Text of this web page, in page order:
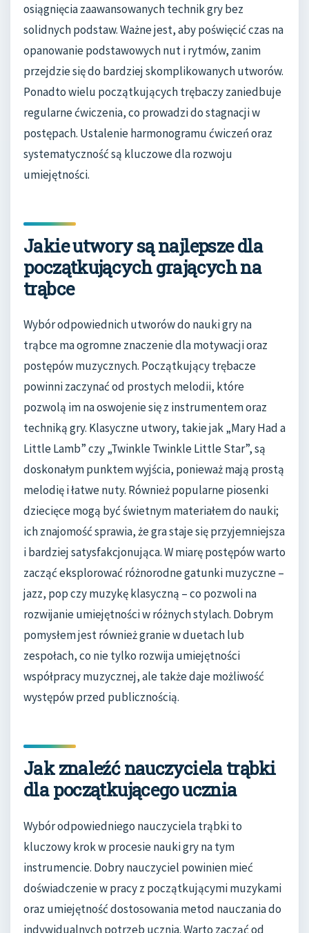
osiągnięcia zaawansowanych technik gry bez
solidnych podstaw. Ważne jest, aby poświęcić czas na
opanowanie podstawowych nut i rytmów, zanim
przejdzie się do bardziej skomplikowanych utworów.
Ponadto wielu początkujących trębaczy zaniedbuje
regularne ćwiczenia, co prowadzi do stagnacji w
postępach. Ustalenie harmonogramu ćwiczeń oraz
systematyczność są kluczowe dla rozwoju
umiejętności.
Jakie utwory są najlepsze dla
początkujących grających na
trąbce
Wybór odpowiednich utworów do nauki gry na
trąbce ma ogromne znaczenie dla motywacji oraz
postępów muzycznych. Początkujący trębacze
powinni zaczynać od prostych melodii, które
pozwolą im na oswojenie się z instrumentem oraz
techniką gry. Klasyczne utwory, takie jak „Mary Had a
Little Lamb” czy „Twinkle Twinkle Little Star”, są
doskonałym punktem wyjścia, ponieważ mają prostą
melodię i łatwe nuty. Również popularne piosenki
dziecięce mogą być świetnym materiałem do nauki;
ich znajomość sprawia, że gra staje się przyjemniejsza
i bardziej satysfakcjonująca. W miarę postępów warto
zacząć eksplorować różnorodne gatunki muzyczne –
jazz, pop czy muzykę klasyczną – co pozwoli na
rozwijanie umiejętności w różnych stylach. Dobrym
pomysłem jest również granie w duetach lub
zespołach, co nie tylko rozwija umiejętności
współpracy muzycznej, ale także daje możliwość
występów przed publicznością.
Jak znaleźć nauczyciela trąbki
dla początkującego ucznia
Wybór odpowiedniego nauczyciela trąbki to
kluczowy krok w procesie nauki gry na tym
instrumencie. Dobry nauczyciel powinien mieć
doświadczenie w pracy z początkującymi muzykami
oraz umiejętność dostosowania metod nauczania do
indywidualnych potrzeb ucznia. Warto zacząć od